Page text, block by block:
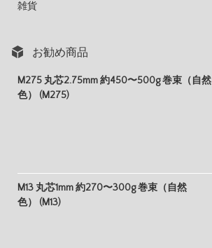
雑貨
お勧め商品
M275 丸芯2.75mm 約450〜500g 巻束（自然
色） (M275)
M13 丸芯1mm 約270〜300g 巻束（自然
色） (M13)